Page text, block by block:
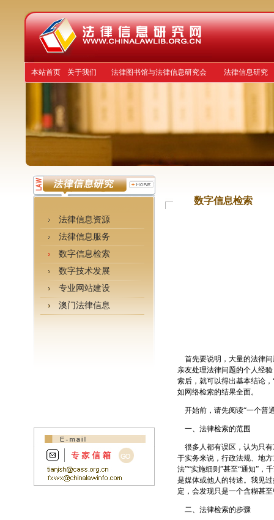
本站首页 关于我们 法律图书馆与法律信息研究会 法律信息研究
法律信息资源
法律信息服务
数字信息检索
数字技术发展
专业网站建设
澳门法律信息
数字信息检索
首先要说明，大量的法律问
亲友处理法律问题的个人经
索后，就可以得出基本结论
如网络检索的结果全面。
开始前，请先阅读“一个普
一、法律检索的范围
很多人都有误区，认为只有
于实务来说，行政法规、地
法”“实施细则”甚至“通知”，
是媒体或他人的转述。我见
定，会发现只是一个含糊甚
二、法律检索的步骤